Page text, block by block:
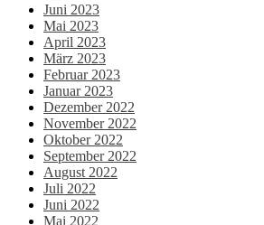
Juni 2023
Mai 2023
April 2023
März 2023
Februar 2023
Januar 2023
Dezember 2022
November 2022
Oktober 2022
September 2022
August 2022
Juli 2022
Juni 2022
Mai 2022